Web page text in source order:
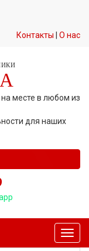
Контакты
О нас
месте в любом из
для наших